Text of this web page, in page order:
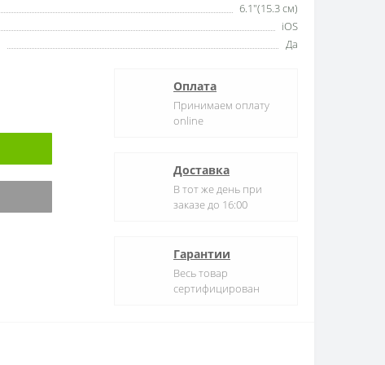
6.1"(15.3 см)
iOS
Да
Оплата
Принимаем оплату
online
Доставка
В тот же день при
заказе до 16:00
Гарантии
Весь товар
сертифицирован